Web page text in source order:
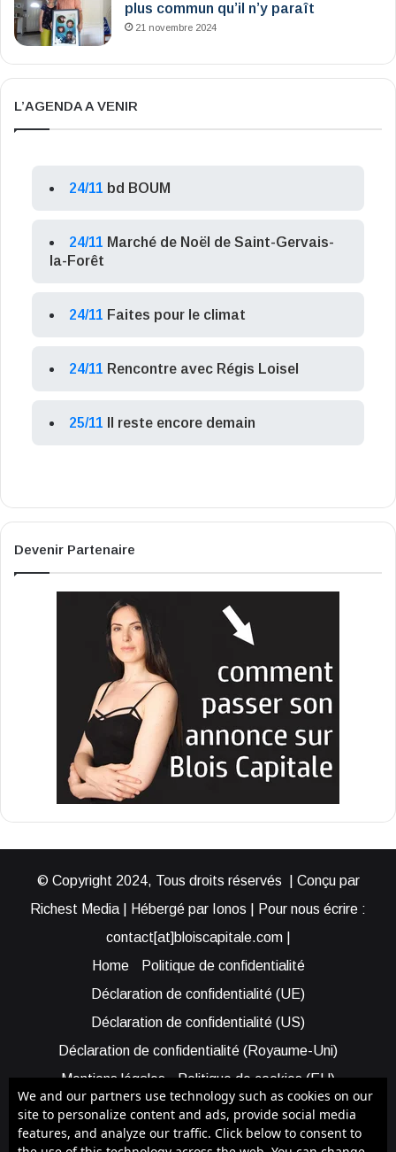
plus commun qu’il n’y paraît
21 novembre 2024
L’AGENDA A VENIR
24/11 bd BOUM
24/11 Marché de Noël de Saint-Gervais-
la-Forêt
24/11 Faites pour le climat
24/11 Rencontre avec Régis Loisel
25/11 Il reste encore demain
Devenir Partenaire
© Copyright 2024, Tous droits réservés | Conçu par
Richest Media | Hébergé par Ionos | Pour nous écrire :
contact[at]bloiscapitale.com |
Home
Politique de confidentialité
Déclaration de confidentialité (UE)
Déclaration de confidentialité (US)
Déclaration de confidentialité (Royaume-Uni)
Mentions légales
Politique de cookies (EU)
Cookie Policy (AUS)
Cookie Policy (US)
Qui sommes-nous ?
Participer à Blois Capitale
We and our partners use technology such as cookies on our
site to personalize content and ads, provide social media
features, and analyze our traffic. Click below to consent to